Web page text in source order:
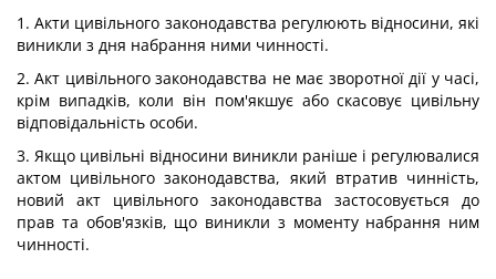
1. Акти цивільного законодавства регулюють відносини, які
виникли з дня набрання ними чинності.
2. Акт цивільного законодавства не має зворотної дії у часі,
крім випадків, коли він пом'якшує або скасовує цивільну
відповідальність особи.
3. Якщо цивільні відносини виникли раніше і регулювалися
актом цивільного законодавства, який втратив чинність,
новий акт цивільного законодавства застосовується до
прав та обов'язків, що виникли з моменту набрання ним
чинності.